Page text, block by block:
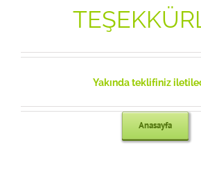
Yakında teklifiniz
Anasayfa